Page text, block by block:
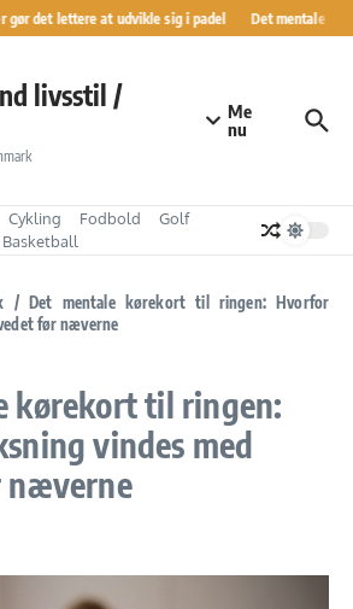
gør det lettere at udvikle sig i padel Det mentale
livsstil /
Me
nu
Cykling Fodbold
Golf
Basketball
/ Det mentale kørekort til ringen: Hvorfor
før næverne
kørekort til ringen:
vindes med
næverne